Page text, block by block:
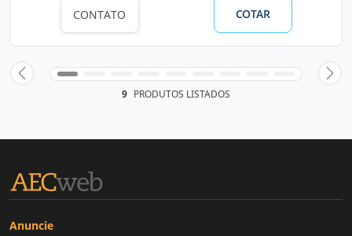
CONTATO COTAR
9 PRODUTOS LISTADOS
Anuncie